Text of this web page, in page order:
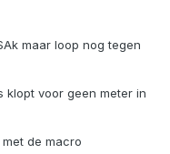
maar loop nog tegen
klopt voor geen meter in
de macro